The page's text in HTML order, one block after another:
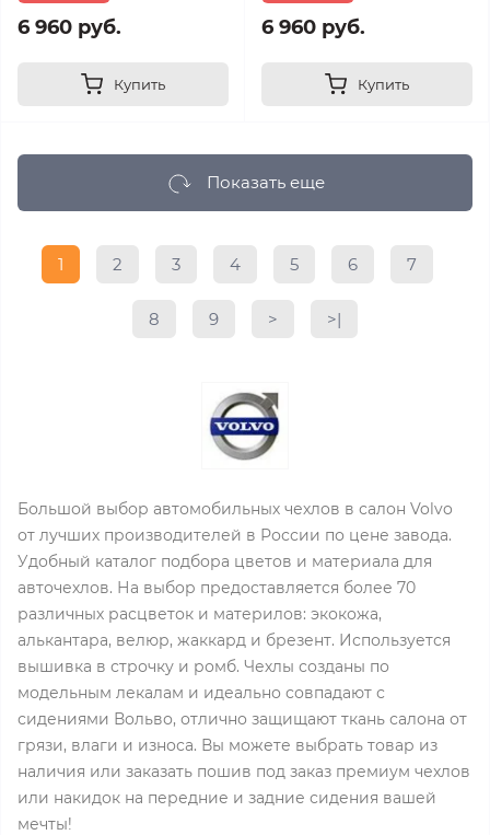
6 960 руб.
Купить
6 960 руб.
Купить
Показать еще
1 2 3 4 5 6 7
8 9 > >|
Большой выбор автомобильных чехлов в салон Volvo
от лучших производителей в России по цене завода.
Удобный каталог подбора цветов и материала для
авточехлов. На выбор предоставляется более 70
различных расцветок и материлов: экокожа,
алькантара, велюр, жаккард и брезент. Используется
вышивка в строчку и ромб. Чехлы созданы по
модельным лекалам и идеально совпадают с
сидениями Вольво, отлично защищают ткань салона от
грязи, влаги и износа. Вы можете выбрать товар из
наличия или заказать пошив под заказ премиум чехлов
или накидок на передние и задние сидения вашей
мечты!